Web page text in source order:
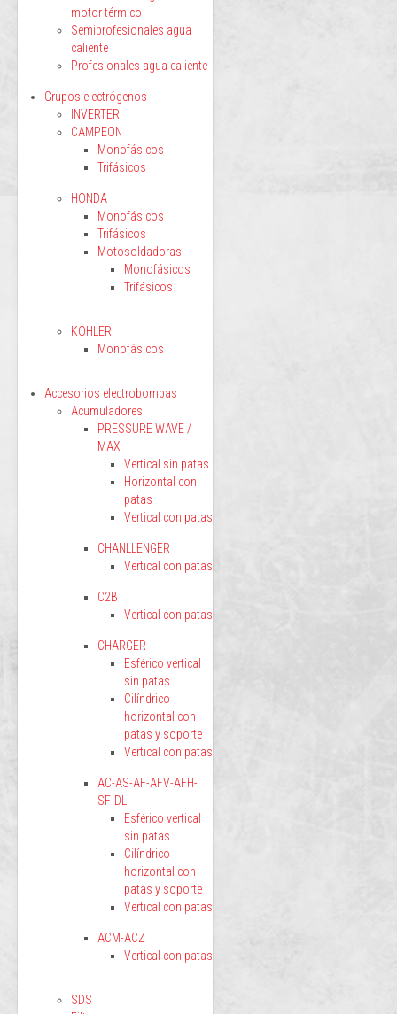
motor térmico
Semiprofesionales agua
caliente
Profesionales agua caliente
Grupos electrógenos
INVERTER
CAMPEON
Monofásicos
Trifásicos
HONDA
Monofásicos
Trifásicos
Motosoldadoras
Monofásicos
Trifásicos
KOHLER
Monofásicos
Accesorios electrobombas
Acumuladores
PRESSURE WAVE /
MAX
Vertical sin patas
Horizontal con
patas
Vertical con patas
CHANLLENGER
Vertical con patas
C2B
Vertical con patas
CHARGER
Esférico vertical
sin patas
Cilíndrico
horizontal con
patas y soporte
Vertical con patas
AC-AS-AF-AFV-AFH-
SF-DL
Esférico vertical
sin patas
Cilíndrico
horizontal con
patas y soporte
Vertical con patas
ACM-ACZ
Vertical con patas
SDS